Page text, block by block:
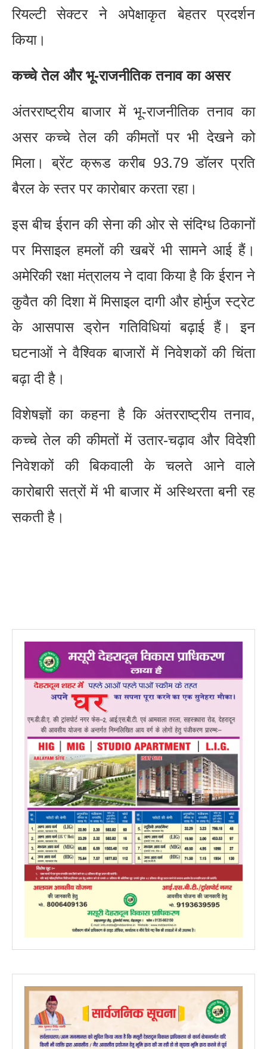
रियल्टी सेक्टर ने अपेक्षाकृत बेहतर प्रदर्शन
किया।
कच्चे तेल और भू-राजनीतिक तनाव का असर
अंतरराष्ट्रीय बाजार में भू-राजनीतिक तनाव का
असर कच्चे तेल की कीमतों पर भी देखने को
मिला। ब्रेंट क्रूड करीब 93.79 डॉलर प्रति
बैरल के स्तर पर कारोबार करता रहा।
इस बीच ईरान की सेना की ओर से संदिग्ध ठिकानों
पर मिसाइल हमलों की खबरें भी सामने आई हैं।
अमेरिकी रक्षा मंत्रालय ने दावा किया है कि ईरान ने
कुवैत की दिशा में मिसाइल दागी और होर्मुज स्ट्रेट
के आसपास ड्रोन गतिविधियां बढ़ाई हैं। इन
घटनाओं ने वैश्विक बाजारों में निवेशकों की चिंता
बढ़ा दी है।
विशेषज्ञों का कहना है कि अंतरराष्ट्रीय तनाव,
कच्चे तेल की कीमतों में उतार-चढ़ाव और विदेशी
निवेशकों की बिकवाली के चलते आने वाले
कारोबारी सत्रों में भी बाजार में अस्थिरता बनी रह
सकती है।